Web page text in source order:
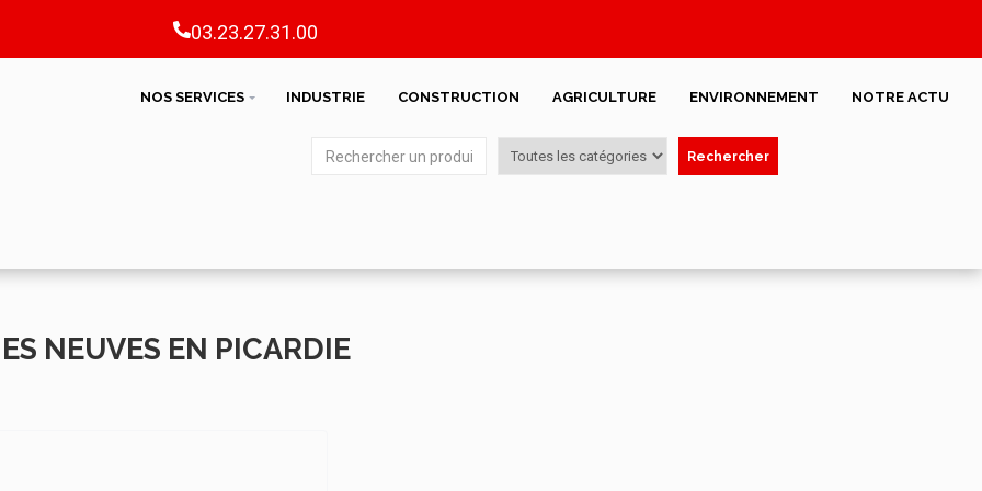
03.23.27.31.00
NOS SERVICES INDUSTRIE CONSTRUCTION AGRICULTURE ENVIRONNEMENT NOTRE ACTU
Rechercher
NEUVES EN PICARDIE